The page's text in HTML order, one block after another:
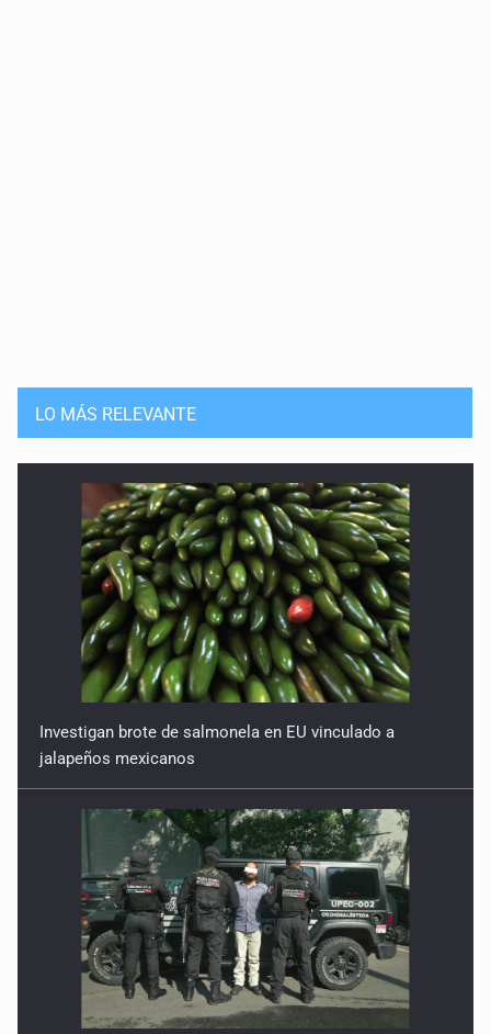
LO MÁS RELEVANTE
Investigan brote de salmonela en EU vinculado a
jalapeños mexicanos